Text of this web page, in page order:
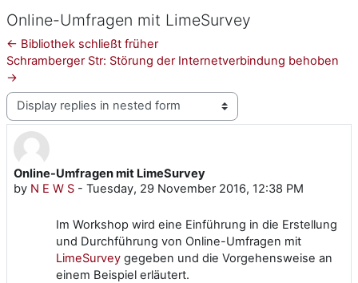
Online-Umfragen mit LimeSurvey
← Bibliothek schließt früher
Schramberger Str: Störung der Internetverbindung behoben
→
Display mode
Online-Umfragen mit LimeSurvey
by N E W S - Tuesday, 29 November 2016, 12:38 PM
Number of replies: 0
Im Workshop wird eine Einführung in die Erstellung
und Durchführung von Online-Umfragen mit
LimeSurvey gegeben und die Vorgehensweise an
einem Beispiel erläutert.